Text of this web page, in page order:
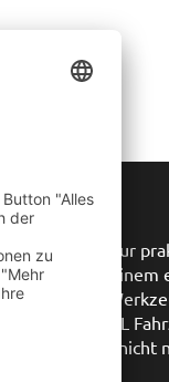
mehr als nur
Schlüssel zu
auch Ihr
von M-S-L
ausgerichtet, nicht